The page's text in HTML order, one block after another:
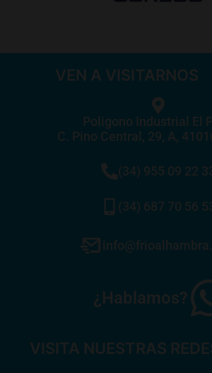
VEN A VISITARNOS
Poligono Industrial El
C. Pino Central, 29, A,
(34) 955 09 22
(34) 687 70 56
¿Hablamos?
VISITA NUESTRAS